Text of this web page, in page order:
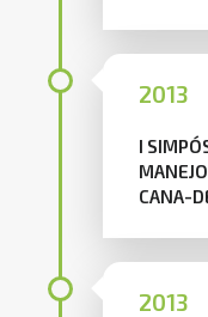
2013
I
CANA-
2013